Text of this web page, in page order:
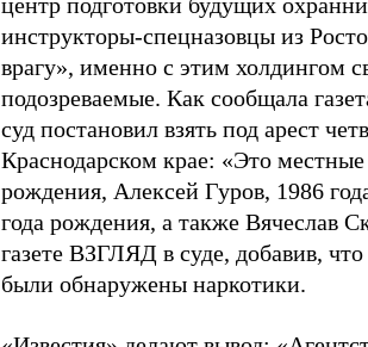
инструкторы-спецназовцы из
врагу», именно с этим холдингом
подозреваемые. Как сообщала
суд постановил взять под арест
Краснодарском крае: «Это
рождения, Алексей Гуров, 1986
года рождения, а также Вячеслав
газете ВЗГЛЯД в суде, добавив,
были обнаружены наркотики.